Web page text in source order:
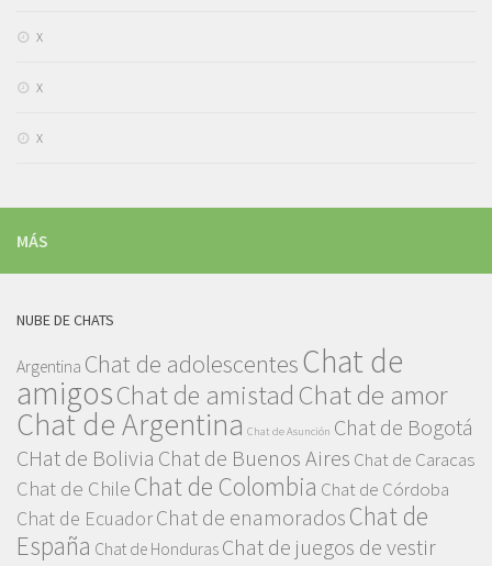
x
x
x
MÁS
NUBE DE CHATS
Argentina Chat de adolescentesChat de
amigosChat de amistad Chat de amor
Chat de Argentina Chat de Asunción Chat de Bogotá
CHat de Bolivia Chat de Buenos Aires Chat de Caracas
Chat de Chile Chat de Colombia Chat de Córdoba
Chat de EcuadorChat de enamorados Chat de
España Chat de Honduras Chat de juegos de vestir